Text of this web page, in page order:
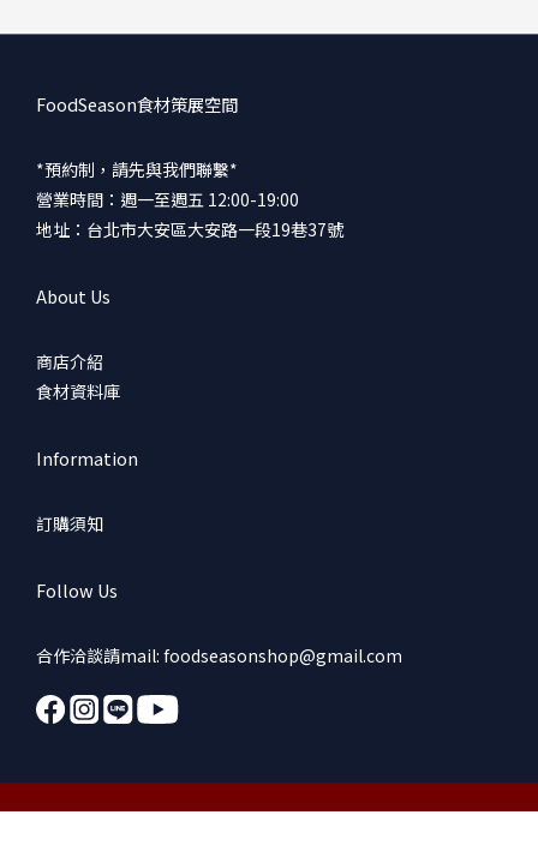
FoodSeason食材策展空間
*預約制，請先與我們聯繫*
營業時間：週一至週五 12:00-19:00
地址：台北市大安區大安路一段19巷37號
About Us
商店介紹
食材資料庫
Information
訂購須知
Follow Us
合作洽談請mail: foodseasonshop@gmail.com